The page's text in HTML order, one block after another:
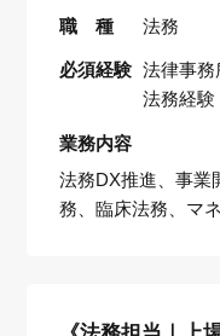
職 種 法務
必須経験 法律事
法務経験
業務内容
法務DX推進、事業
務、臨床法務、マ